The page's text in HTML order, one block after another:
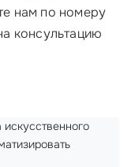
нам по номеру
консультацию